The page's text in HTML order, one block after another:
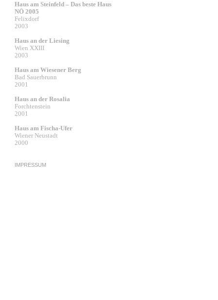
Haus am Steinfeld – Das beste Haus
NÖ 2005
Felixdorf
2003
Haus an der Liesing
Wien XXIII
2003
Haus am Wiesener Berg
Bad Sauerbrunn
2001
Haus an der Rosalia
Forchtenstein
2001
Haus am Fischa-Ufer
Wiener Neustadt
2000
IMPRESSUM